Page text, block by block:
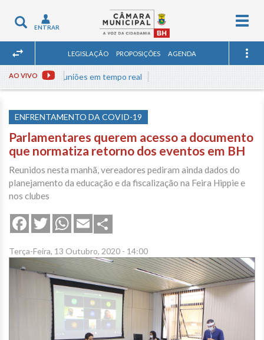
Toggle
navigation
ENTRAR
LEGISLAÇÃO PROPOSIÇÕES AGENDA
AO VIVO
Assista às reuniões em tempo real
ENFRENTAMENTO DA COVID-19
Parlamentares querem acesso a documento
que normatiza retorno dos eventos em BH
Reunidos nesta manhã, vereadores pediram ainda dados do
planejamento da educação e da fiscalização na Feira Hippie e
nos clubes
FacebookTwitterWhatsApp
Email
Terça-Feira, 13 Outubro, 2020 - 14:00